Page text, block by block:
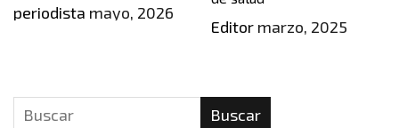
periodista mayo, 2026
Editormarzo, 2025
Buscar